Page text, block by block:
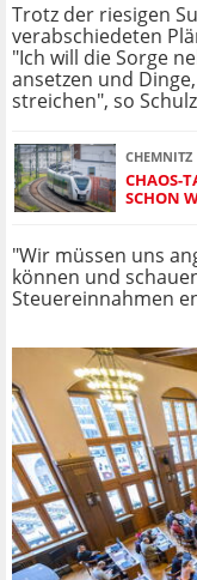
Trotz der riesigen
verabschiedeten
"Ich will die Sorge
ansetzen und
streichen", so
CHEMNITZ
CHAOS-
SCHON
"Wir müssen uns
können und
Steuereinnahmen